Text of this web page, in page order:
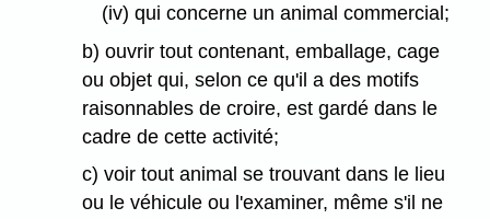
(iv) qui concerne un animal commercial;
b) ouvrir tout contenant, emballage, cage
ou objet qui, selon ce qu'il a des motifs
raisonnables de croire, est gardé dans le
cadre de cette activité;
c) voir tout animal se trouvant dans le lieu
ou le véhicule ou l'examiner, même s'il ne